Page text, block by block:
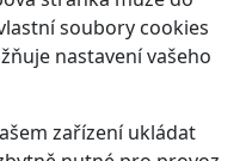
soubory cookies
nastavení vašeho
zařízení ukládat